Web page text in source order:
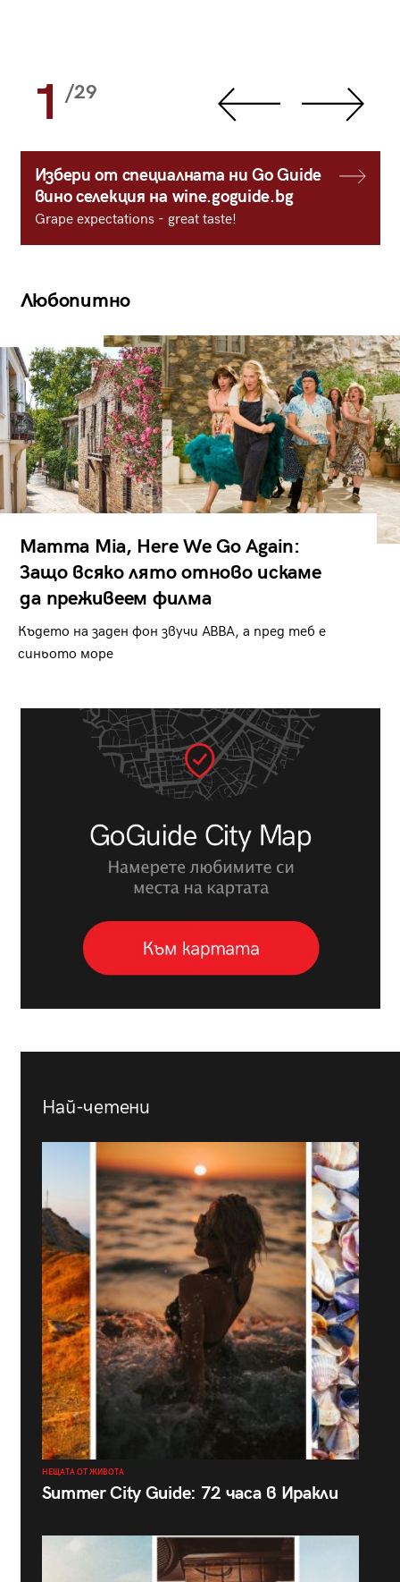
1 /29
Избери от специалната ни Go Guide
вино селекция на wine.goguide.bg
Grape expectations - great taste!
Любопитно
Mamma Mia, Here We Go Again:
Защо всяко лято отново искаме
да преживеем филма
Където на заден фон звучи ABBA, а пред теб е
синьото море
Най-четени
НЕЩАТА ОТ ЖИВОТА
Summer City Guide: 72 часа в Иракли